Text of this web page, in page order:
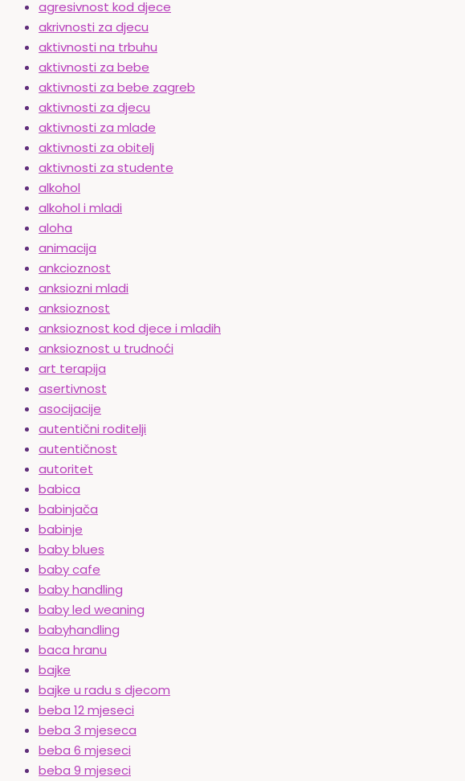
agresivnost kod djece
akrivnosti za djecu
aktivnosti na trbuhu
aktivnosti za bebe
aktivnosti za bebe zagreb
aktivnosti za djecu
aktivnosti za mlade
aktivnosti za obitelj
aktivnosti za studente
alkohol
alkohol i mladi
aloha
animacija
ankcioznost
anksiozni mladi
anksioznost
anksioznost kod djece i mladih
anksioznost u trudnoći
art terapija
asertivnost
asocijacije
autentični roditelji
autentičnost
autoritet
babica
babinjača
babinje
baby blues
baby cafe
baby handling
baby led weaning
babyhandling
baca hranu
bajke
bajke u radu s djecom
beba 12 mjeseci
beba 3 mjeseca
beba 6 mjeseci
beba 9 mjeseci